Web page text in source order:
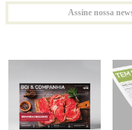
Assine nossa